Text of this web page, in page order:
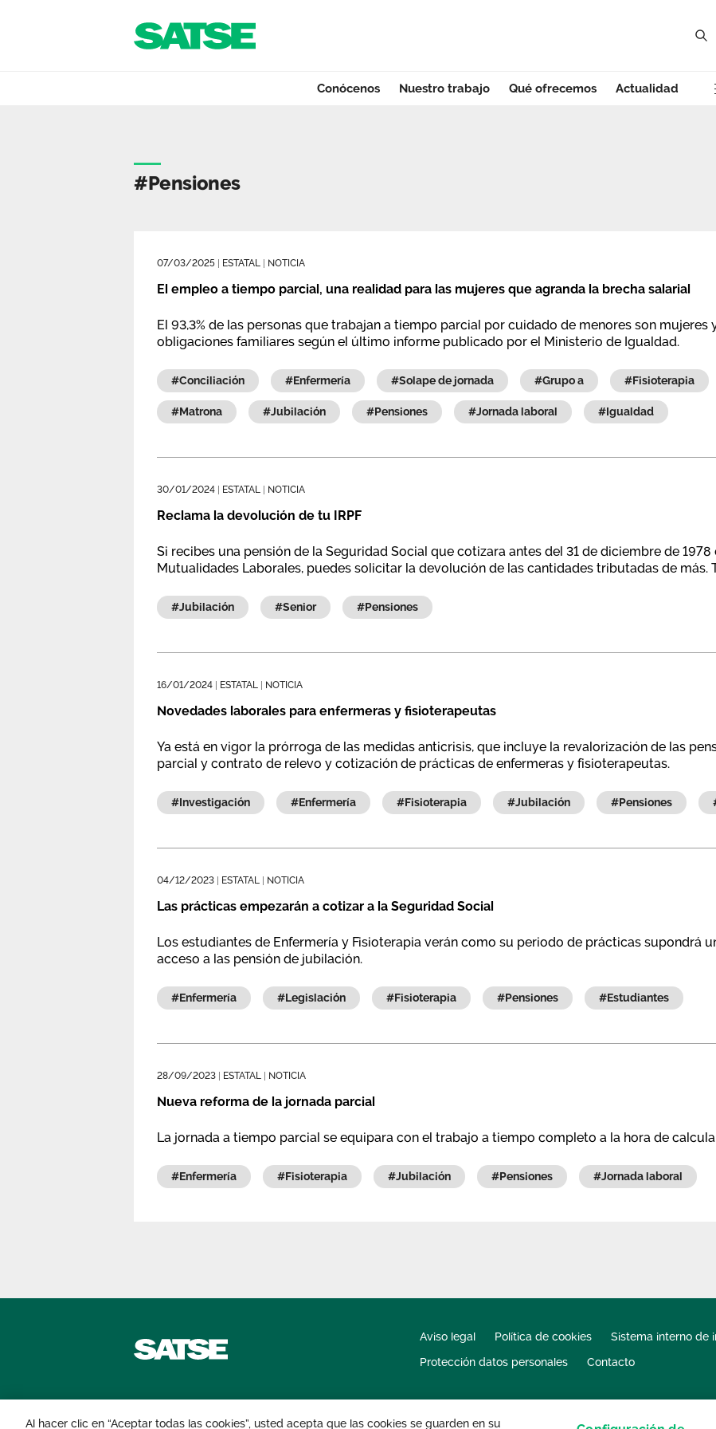
Navegación
Conócenos Nuestro trabajo Qué ofrecemos Actualidad
Qué ofrecemos
Actualidad
#pensiones
07/03/2025 ESTATAL NOTICIA
El empleo a tiempo parcial, una realidad para las mujeres que agranda la brecha salarial
El 93,3% de las personas que trabajan a tiempo parcial por cuidado de menores son mujeres
obligaciones familiares según el último informe publicado por el Ministerio de Igualdad.
#conciliación #enfermería #solape de jornada #grupo a #fisioterapia
#matrona #jubilación #pensiones #jornada laboral #igualdad
30/01/2024 ESTATAL NOTICIA
Reclama la devolución de tu IRPF
Si recibes una pensión de la Seguridad Social que cotizara antes del 31 de diciembre de
Mutualidades Laborales, puedes solicitar la devolución de las cantidades tributadas de más.
#jubilación #senior #pensiones
16/01/2024 ESTATAL NOTICIA
Novedades laborales para enfermeras y fisioterapeutas
Ya está en vigor la prórroga de las medidas anticrisis, que incluye la revalorización de las
parcial y contrato de relevo y cotización de prácticas de enfermeras y fisioterapeutas.
#investigación #enfermería #fisioterapia #jubilación #pensiones
04/12/2023 ESTATAL NOTICIA
Las prácticas empezarán a cotizar a la Seguridad Social
Los estudiantes de Enfermería y Fisioterapia verán como su periodo de prácticas supondrá
acceso a las pensión de jubilación.
#enfermería #legislación #fisioterapia #pensiones #estudiantes
28/09/2023 ESTATAL NOTICIA
Nueva reforma de la jornada parcial
La jornada a tiempo parcial se equipara con el trabajo a tiempo completo a la hora de
#enfermería #fisioterapia #jubilación #pensiones #jornada laboral
Aviso legal Política de cookies
Sistema interno de
Protección datos personales
Contacto
Al hacer clic en “Aceptar todas las cookies”, usted acepta que las cookies se guarden en su